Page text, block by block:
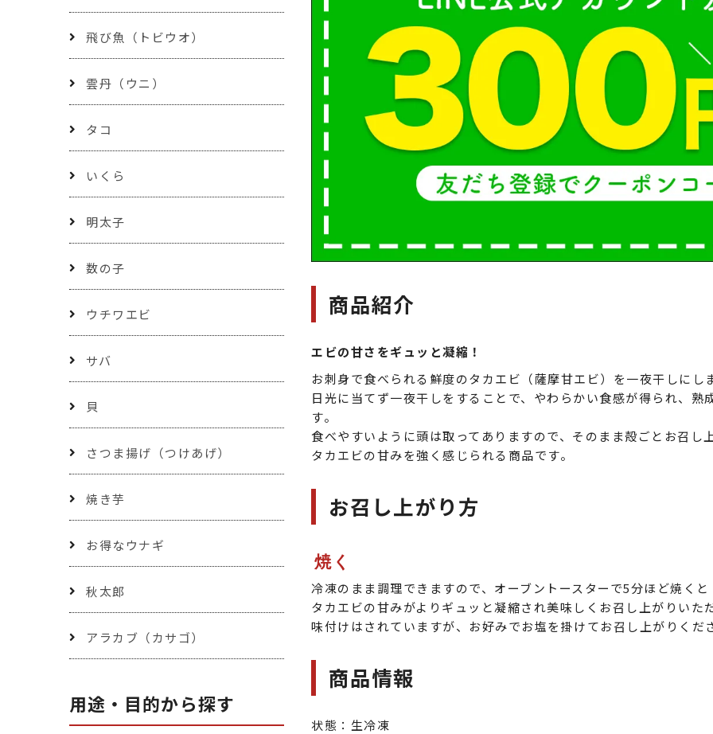
商品紹介
エビの甘さをギュッと凝縮！
お刺身で食べられる鮮度のタカエビ（薩摩甘エビ）を一夜干しにし
日光に当てず一夜干しをすることで、やわらかい食感が得られ、熟
す。
食べやすいように頭は取ってありますので、そのまま殻ごとお召し
タカエビの甘みを強く感じられる商品です。
お召し上がり方
焼く
冷凍のまま調理できますので、オーブントースターで5分ほど焼くと
タカエビの甘みがよりギュッと凝縮され美味しくお召し上がりいた
味付けはされていますが、お好みでお塩を掛けてお召し上がりくだ
商品情報
状態：生冷凍
飛び魚（トビウオ）
雲丹（ウニ）
タコ
いくら
明太子
数の子
ウチワエビ
サバ
貝
さつま揚げ（つけあげ）
焼き芋
お得なウナギ
秋太郎
アラカブ（カサゴ）
用途・目的から探す